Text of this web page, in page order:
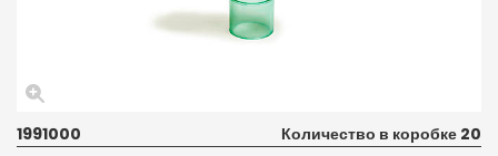
1991000
Количество в коробке 20